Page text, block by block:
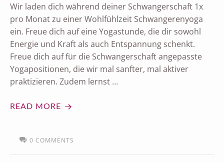
Wir laden dich während deiner Schwangerschaft 1x
pro Monat zu einer Wohlfühlzeit Schwangerenyoga
ein. Freue dich auf eine Yogastunde, die dir sowohl
Energie und Kraft als auch Entspannung schenkt.
Freue dich auf für die Schwangerschaft angepasste
Yogapositionen, die wir mal sanfter, mal aktiver
praktizieren. Zudem lernst …
READ MORE
0 COMMENTS